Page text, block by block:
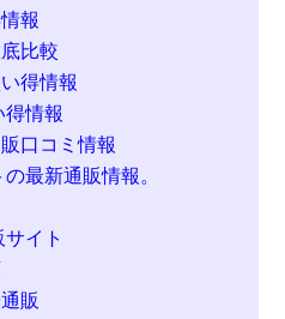
報
比較
得情報
得情報
口コミ情報
最新通販情報。
イト
販